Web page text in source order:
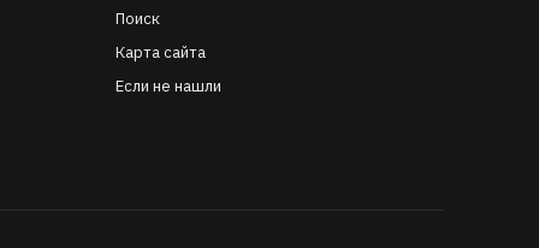
Поиск
Карта сайта
Если не нашли